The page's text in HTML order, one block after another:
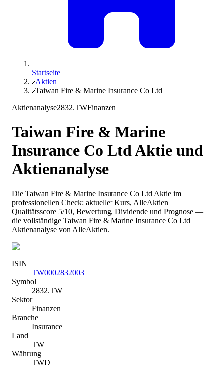
Startseite
Aktien
Taiwan Fire & Marine Insurance Co Ltd
Aktienanalyse2832.TWFinanzen
Taiwan Fire & Marine
Insurance Co LtdAktie und
Aktienanalyse
Die Taiwan Fire & Marine Insurance Co Ltd Aktie im
professionellen Check: aktueller Kurs, AlleAktien
Qualitätsscore 5/10, Bewertung, Dividende und Prognose —
die vollständige Taiwan Fire & Marine Insurance Co Ltd
Aktienanalyse von AlleAktien.
ISIN
TW0002832003
Symbol
2832.TW
Sektor
Finanzen
Branche
Insurance
Land
TW
Währung
TWD